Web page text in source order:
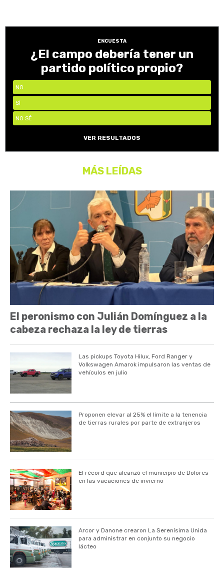
ENCUESTA
¿El campo debería tener un
partido político propio?
NO
SÍ
NO SÉ
VER RESULTADOS
MÁS LEÍDAS
El peronismo con Julián Domínguez a la
cabeza rechaza la ley de tierras
Las pickups Toyota Hilux, Ford Ranger y
Volkswagen Amarok impulsaron las ventas de
vehículos en julio
Proponen elevar al 25% el límite a la tenencia
de tierras rurales por parte de extranjeros
El récord que alcanzó el municipio de Dolores
en las vacaciones de invierno
Arcor y Danone crearon La Serenísima Unida
para administrar en conjunto su negocio
lácteo